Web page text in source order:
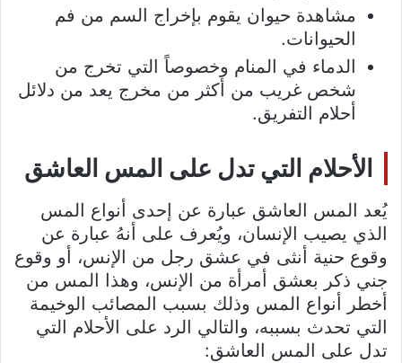
مشاهدة حيوان يقوم بإخراج السم من فم
الحيوانات.
الدماء في المنام وخصوصاً التي تخرج من
شخص غريب من أكثر من مخرج يعد من دلائل
أحلام التفريق.
الأحلام التي تدل على المس العاشق
يُعد المس العاشق عبارة عن إحدى أنواع المس
الذي يصيب الإنسان، ويُعرف على أنهُ عبارة عن
وقوع حنية أنثى في عشق رجل من الإنس، أو وقوع
جني ذكر بعشق أمرأة من الإنس، وهذا المس من
أخطر أنواع المس وذلك بسبب المصائب الوخيمة
التي تحدث بسببه، والتالي الرد على الأحلام التي
تدل على المس العاشق: